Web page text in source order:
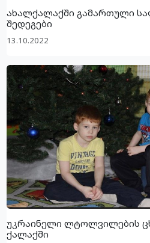
ახალქალაქში გამართული
შედეგები
13.10.2022
უკრაინელი ლტოლვილების
ქალაქში